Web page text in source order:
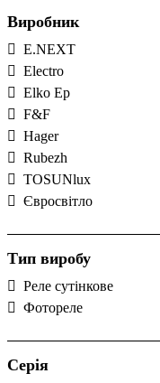
Виробник
E.NEXT
Electro
Elko Ep
F&F
Hager
Rubezh
TOSUNlux
Євросвітло
Тип виробу
Реле сутінкове
Фотореле
Серія